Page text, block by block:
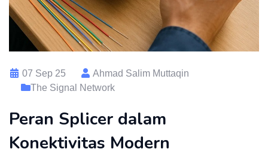
07 Sep 25
Ahmad Salim Muttaqin
The Signal Network
Peran Splicer dalam
Konektivitas Modern